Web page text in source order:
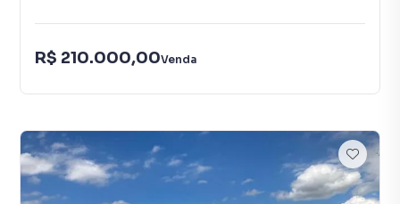
R$ 210.000,00Venda